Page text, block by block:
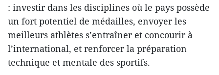
: investir dans les disciplines où le pays possède
un fort potentiel de médailles, envoyer les
meilleurs athlètes s’entraîner et concourir à
l’international, et renforcer la préparation
technique et mentale des sportifs.